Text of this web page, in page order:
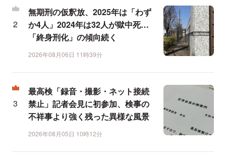
無期刑の仮釈放、2025年は「わず
か4人」2024年は32人が獄中死…
「終身刑化」の傾向続く
2026年08月06日 11時39分
最高検「録音・撮影・ネット接続
禁止」記者会見に初参加、検事の
不祥事より強く残った異様な風景
2026年08月05日 10時12分